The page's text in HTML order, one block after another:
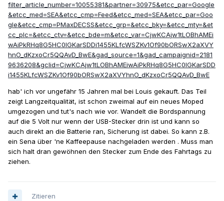
filter_article_number=10055381&partner=30975&etcc_par=Google
&etcc_med=SEA&etcc_cmp=Feed&etcc_med=SEA&etcc_par=Goo
gle&etcc_cmp=PMaxDECSS&etcc_grp=&etcc_bky=&etcc_mty=&et
cc_plc=&etcc_ctv=&etcc_bde=m&etcc_var=CjwKCAjw1tLOBhAMEi
wAiPkRHq8G5HC0IGKarSDDi1455KLfcWSZKv1Of90bORSwX2aXVY
hnO_dKzxoCr5QQAvD_BwE&gad_source=1&gad_campaignid=2181
9636208&gclid=CjwKCAjw1tLOBhAMEiwAiPkRHq8G5HC0IGKarSDD
i1455KLfcWSZKv1Of90bORSwX2aXVYhnO_dKzxoCr5QQAvD_BwE
hab' ich vor ungefähr 15 Jahren mal bei Louis gekauft. Das Teil
zeigt Langzeitqualität, ist schon zweimal auf ein neues Moped
umgezogen und tut's nach wie vor. Wandelt die Bordspannung
auf die 5 Volt nur wenn der USB-Stecker drin ist und kann so
auch direkt an die Batterie ran, Sicherung ist dabei. So kann z.B.
ein Sena über 'ne Kaffeepause nachgeladen werden . Muss man
sich halt dran gewöhnen den Stecker zum Ende des Fahrtags zu
ziehen.
Zitieren